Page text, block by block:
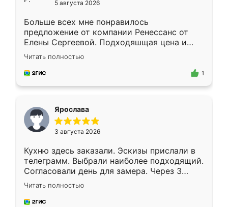
5 августа 2026
Больше всех мне понравилось
предложение от компании Ренессанс от
Елены Сергеевой. Подходяшщая цена и
короткие сроки изготовления. Приехавший
для замера сотрудник Владислав
предложил по моему эскизу самый
Читать полностью
1
Ярослава
3 августа 2026
Кухню здесь заказали. Эскизы прислали в
телеграмм. Выбрали наиболее подходящий.
Согласовали день для замера. Через 3
недели кухня была уже готова. Остались
довольны работой. Спасибо Ренессанс
мебель за качественную работу!
Читать полностью